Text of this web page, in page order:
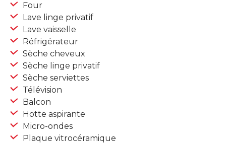
Four
Lave linge privatif
Lave vaisselle
Réfrigérateur
Sèche cheveux
Sèche linge privatif
Sèche serviettes
Télévision
Balcon
Hotte aspirante
Micro-ondes
Plaque vitrocéramique